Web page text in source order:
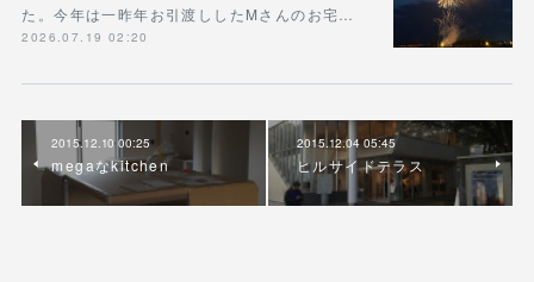
た。今年は一昨年お引渡ししたMさんのお宅…
2026.07.19 02:20
2015.12.10 00:25
megaなkitchen
2015.12.04 05:45
ヒルサイドテラス